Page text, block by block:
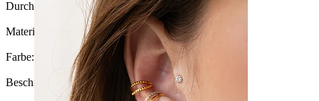
Durchmesser: 13 mm
Material: Chirurgenstahl
Farbe:
Beschichtungsart:Ionenplattierung